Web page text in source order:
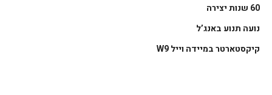
60 שנות יצירה
נועה תנוע באנג’ל
קיקסטארטר במיידה וייל W9